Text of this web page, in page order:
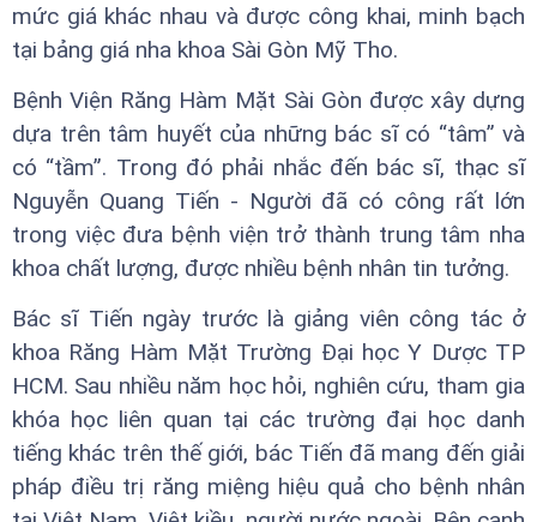
mức giá khác nhau và được công khai, minh bạch
tại bảng giá nha khoa Sài Gòn Mỹ Tho.
Bệnh Viện Răng Hàm Mặt Sài Gòn được xây dựng
dựa trên tâm huyết của những bác sĩ có “tâm” và
có “tầm”. Trong đó phải nhắc đến bác sĩ, thạc sĩ
Nguyễn Quang Tiến - Người đã có công rất lớn
trong việc đưa bệnh viện trở thành trung tâm nha
khoa chất lượng, được nhiều bệnh nhân tin tưởng.
Bác sĩ Tiến ngày trước là giảng viên công tác ở
khoa Răng Hàm Mặt Trường Đại học Y Dược TP
HCM. Sau nhiều năm học hỏi, nghiên cứu, tham gia
khóa học liên quan tại các trường đại học danh
tiếng khác trên thế giới, bác Tiến đã mang đến giải
pháp điều trị răng miệng hiệu quả cho bệnh nhân